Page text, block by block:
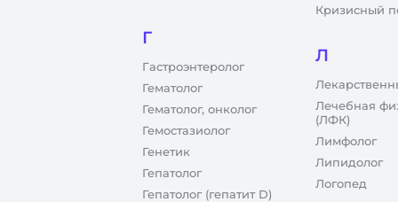
Г
Гастроэнтеролог
Гематолог
Гематолог, онколог
Гемостазиолог
Генетик
Гепатолог
Гепатолог (гепатит D)
Кризисный
Л
Лечебная
(ЛФК)
Лимфолог
Липидолог
Логопед